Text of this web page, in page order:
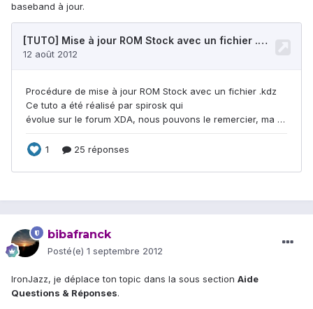
baseband à jour.
bibafranck
Posté(e) 1 septembre 2012
IronJazz, je déplace ton topic dans la sous section Aide
Questions & Réponses.